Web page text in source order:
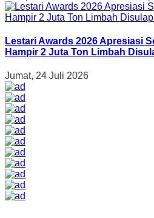
Lestari Awards 2026 Apresiasi
Hampir 2 Juta Ton Limbah
Jumat, 24 Juli 2026